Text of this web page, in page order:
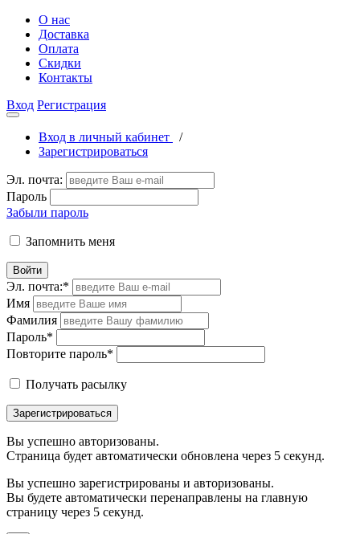
О нас
Доставка
Оплата
Скидки
Контакты
Вход Регистрация
Вход в личный кабинет
/
Зарегистрироваться
Эл. почта:
Пароль
Забыли пароль
Запомнить меня
Войти
Эл. почта:*
Имя
Фамилия
Пароль*
Повторите пароль*
Получать расылку
Зарегистрироваться
Вы успешно авторизованы.
Страница будет автоматически обновлена через 5 секунд.
Вы успешно зарегистрированы и авторизованы.
Вы будете автоматически перенаправлены на главную
страницу через 5 секунд.